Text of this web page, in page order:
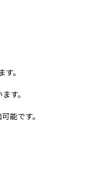
。
す。
能です。